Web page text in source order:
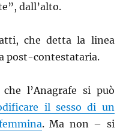
dall’alto.
che detta la linea
post-contestataria.
l’Anagrafe si può
il sesso di un
. Ma non – si